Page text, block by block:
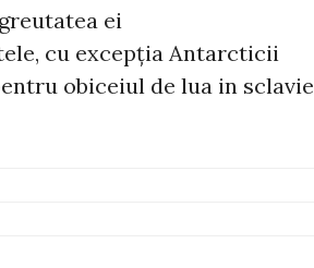
ei
cu excepția Antarcticii
obiceiul de lua in sclavie